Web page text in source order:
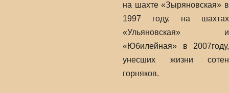
на шахте «Зыряновская» в
1997 году, на шахтах
«Ульяновская» и
«Юбилейная» в 2007году,
унесших жизни сотен
горняков.